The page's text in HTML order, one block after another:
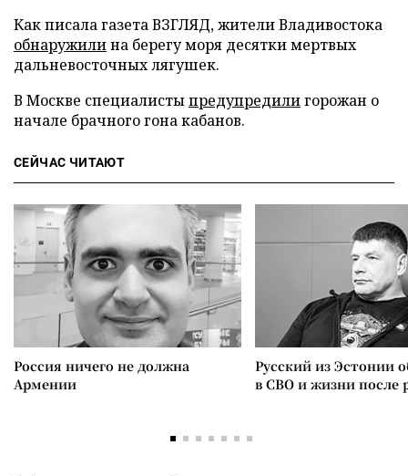
Как писала газета ВЗГЛЯД, жители Владивостока
обнаружилина берегу моря десятки мертвых
дальневосточных лягушек.
В Москве специалистыпредупредилигорожан о
начале брачного гона кабанов.
СЕЙЧАС ЧИТАЮТ
Россия ничего не должна
Армении
Русский из Эстонии
в СВО и жизни после